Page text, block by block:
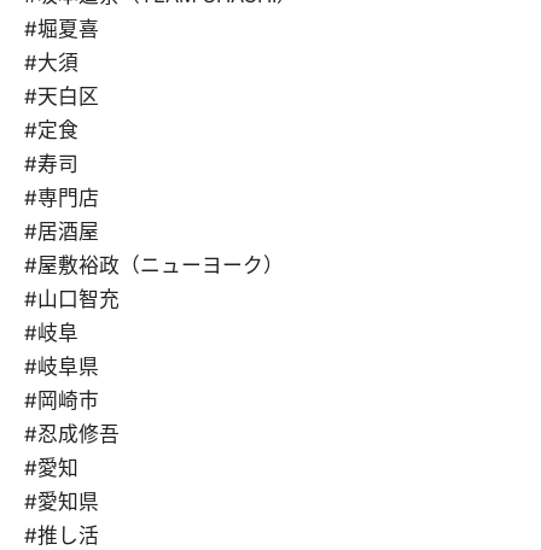
#堀夏喜
#大須
#天白区
#定食
#寿司
#専門店
#居酒屋
#屋敷裕政（ニューヨーク）
#山口智充
#岐阜
#岐阜県
#岡崎市
#忍成修吾
#愛知
#愛知県
#推し活